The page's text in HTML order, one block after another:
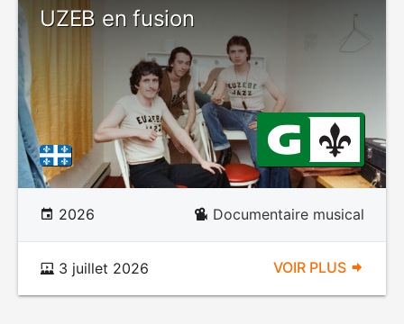
UZEB en fusion
2026 Documentaire musical
3 juillet 2026 VOIR PLUS